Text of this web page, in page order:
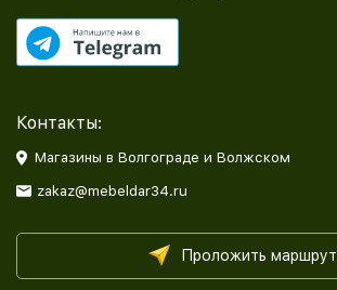
Контакты:
Магазины в Волгограде и Волжском
zakaz@mebeldar34.ru
Проложить маршрут